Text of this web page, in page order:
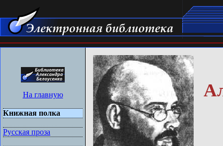
На главную
Книжная полка
Русская проза